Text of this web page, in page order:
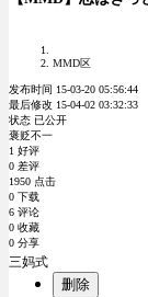
MMD区
发布时间 15-03-20 05:56:44
最后修改 15-04-02 03:32:33
状态 已公开
褒贬不一
1 好评
0 差评
1950 点击
0 下载
6 评论
0 收藏
0 分享
三妈式
删除